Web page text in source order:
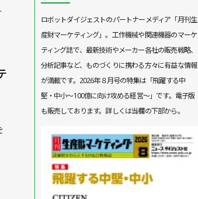
ロボットダイジェストのパートナーメディア「月刊生
産財マーケティング」。工作機械や関連機器のマーケ
ティング誌で、最新技術やメーカー各社の販売戦略、
分析記事など、ものづくりに携わる方々に有益な情報
が満載です。2026年８月号の特集は「飛躍する中
堅・中小～100億に向け攻める経営～」です。電子版
も販売しております。詳しくは当欄の下部から。